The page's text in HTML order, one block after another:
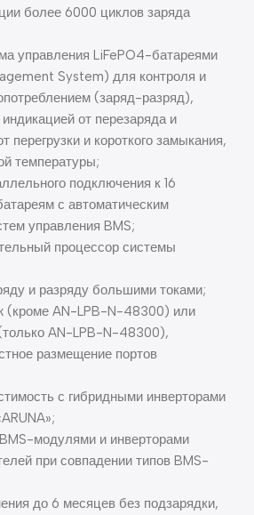
более 6000 циклов заряда
управления LiFePO4-батареями
System) для контроля и
(заряд-разряд),
от перезаряда и
перегрузки и короткого замыкания,
температуры;
подключения к 16
с автоматическим
управления BMS;
процессор системы
и разряду большими токами;
(кроме AN-LPB-N-48300) или
AN-LPB-N-48300),
размещение портов
с гибридными инверторами
модулями и инверторами
при совпадении типов BMS-
до 6 месяцев без подзарядки,